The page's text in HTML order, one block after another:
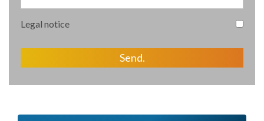
Legal notice
Send.